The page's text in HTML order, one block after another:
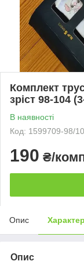
Комплект
зріст 98-104
В наявності
Код: 1599709-98/
190 ₴/
Опис
Опис